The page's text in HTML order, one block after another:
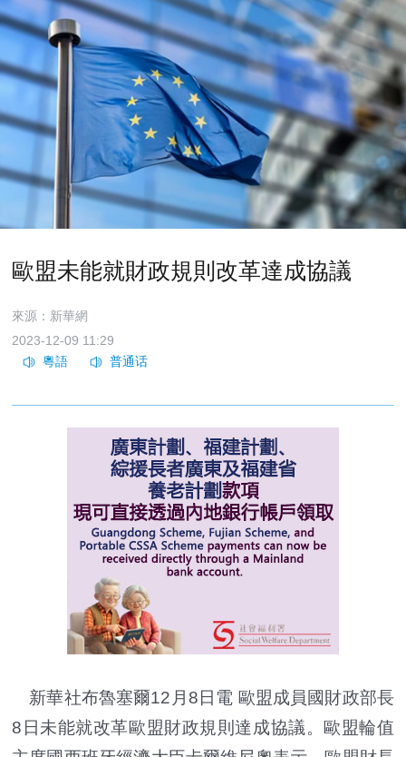
歐盟未能就財政規則改革達成協議
來源：新華網
2023-12-09 11:29
新華社布魯塞爾12月8日電 歐盟成員國財政部長
8日未能就改革歐盟財政規則達成協議。歐盟輪值